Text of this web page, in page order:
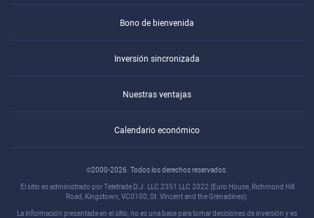
Bono de bienvenida
Inversión sincronizada
Nuestras ventajas
Calendario económico
©2000-2026. Todos los derechos reservados.
El sitio es administrado por Teletrade D.J. LLC 2351 LLC 2022 (Euro House, Richmond Hill
Road, Kingstown, VC0100, St. Vincent and the Grenadines).
La información presentada en el sitio, no es una base para tomar decisiones de inversión y es